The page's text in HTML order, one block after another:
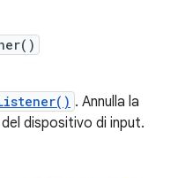
. Annulla la
dispositivo di input.